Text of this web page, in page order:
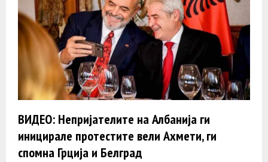
ВИДЕО: Непријателите на Албанија ги
иницирале протестите вели Ахмети, ги
спомна Грција и Белград